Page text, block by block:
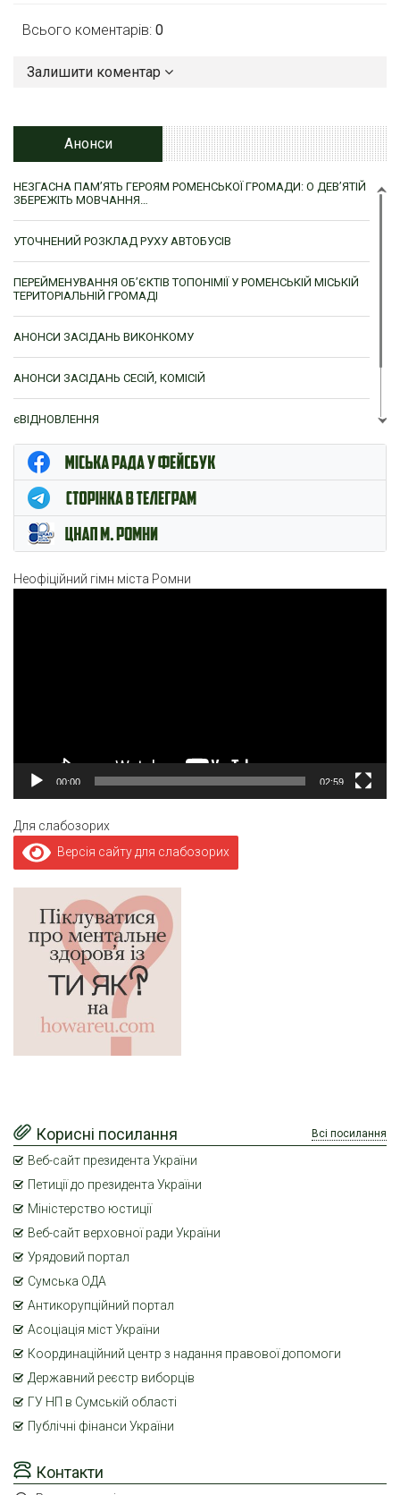
Всього коментарів: 0
Залишити коментар
Анонси
НЕЗГАСНА ПАМ’ЯТЬ ГЕРОЯМ РОМЕНСЬКОЇ ГРОМАДИ: О ДЕВ’ЯТІЙ
ЗБЕРЕЖІТЬ МОВЧАННЯ…
УТОЧНЕНИЙ РОЗКЛАД РУХУ АВТОБУСІВ
ПЕРЕЙМЕНУВАННЯ ОБ’ЄКТІВ ТОПОНІМІЇ У РОМЕНСЬКІЙ МІСЬКІЙ
ТЕРИТОРІАЛЬНІЙ ГРОМАДІ
АНОНСИ ЗАСІДАНЬ ВИКОНКОМУ
АНОНСИ ЗАСІДАНЬ СЕСІЙ, КОМІСІЙ
єВІДНОВЛЕННЯ
ЦНАП м. Ромни
Неофіційний гімн міста Ромни
00:00 02:59
Для слабозорих
Версія сайту для слабозорих
Контакти
Корисні посилання Всі посилання
Веб-сайт президента України
Петиції до президента України
Міністерство юстиції
Веб-сайт верховної ради України
Урядовий портал
Сумська ОДА
Антикорупційний портал
Асоціація міст України
Координаційний центр з надання правової допомоги
Державний реєстр виборців
ГУ НП в Сумській області
Публічні фінанси України